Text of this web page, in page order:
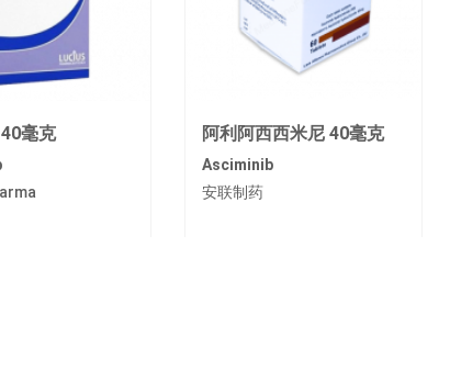
毫克 阿利阿西西米尼 40毫克
Asciminib
安联制药